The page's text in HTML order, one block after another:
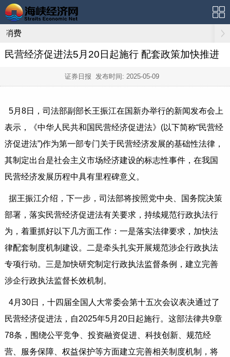
消费
民营经济促进法5月20日起施行 配套政策加快推进
证券日报 发布时间: 2025-05-09
5月8日，司法部副部长王振江在国新办举行的新闻发布会上
表示，《中华人民共和国民营经济促进法》(以下简称“民营经
济促进法”)作为第一部专门关于民营经济发展的基础性法律，
其制定出台是社会主义市场经济建设的标志性事件，在我国
民营经济发展历程中具有里程碑意义。
据王振江介绍，下一步，司法部将按照党中央、国务院决策
部署，落实民营经济促进法有关要求，持续规范行政执法行
为，着重抓好以下几方面工作：一是落实法律要求，加快法
律配套制度机制建设。二是牵头扎实开展规范涉企行政执法
专项行动。三是加快研究制定行政执法监督条例，建立完善
涉企行政执法监督长效机制。
4月30日，十四届全国人大常委会第十五次会议表决通过了
民营经济促进法，自2025年5月20日起施行。这部法律共9章
78条，围绕公平竞争、投资融资促进、科技创新、规范经
营、服务保障、权益保护等方面建立完善相关制度机制，将